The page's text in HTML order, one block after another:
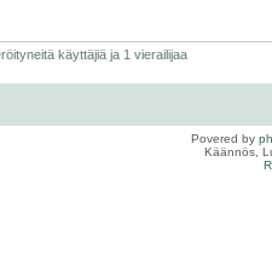
käyttäjiä ja 1 vierailijaa
Povered by
Käännös,